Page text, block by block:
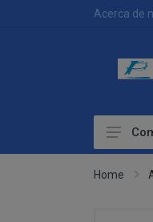
Acerca de
Home